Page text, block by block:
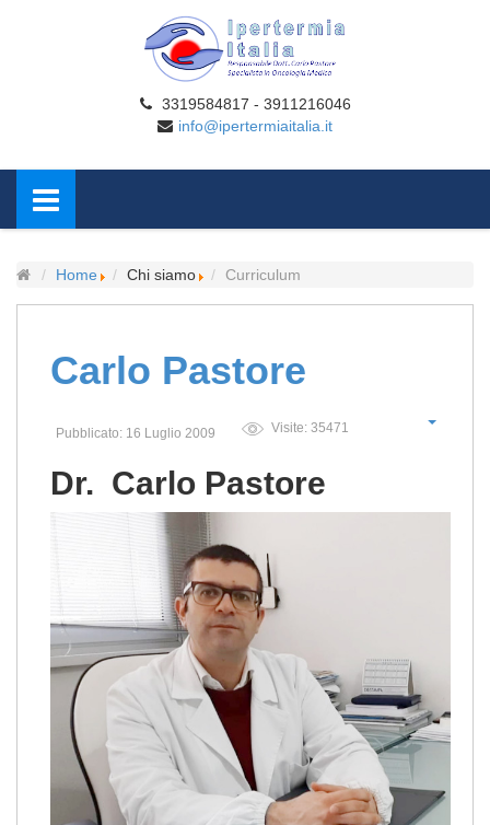
3319584817 - 3911216046
info@ipertermiaitalia.it
Home Chi siamo Curriculum
Carlo Pastore
Pubblicato: 16 Luglio 2009 Visite: 35471
Dr. Carlo Pastore